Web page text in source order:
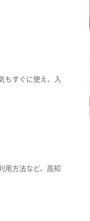
もすぐに使え、入
用方法など、高知